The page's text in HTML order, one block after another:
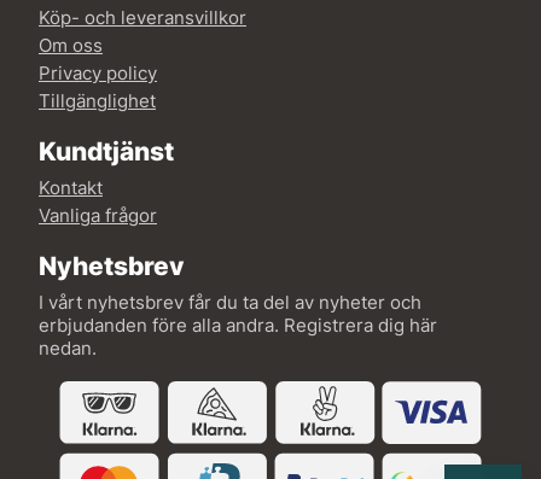
Köp- och leveransvillkor
Om oss
Privacy policy
Tillgänglighet
Kundtjänst
Kontakt
Vanliga frågor
Nyhetsbrev
I vårt nyhetsbrev får du ta del av nyheter och
erbjudanden före alla andra. Registrera dig här
nedan.